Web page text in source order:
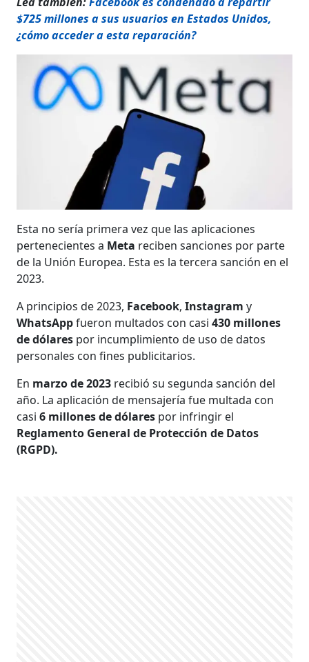
$725 millones a sus usuarios en Estados Unidos,
¿cómo acceder a esta reparación?
Esta no sería primera vez que las aplicaciones
pertenecientes a Meta reciben sanciones por parte
de la Unión Europea. Esta es la tercera sanción en el
2023.
A principios de 2023, Facebook,Instagram y
WhatsAppfueron multados con casi430 millones
de dólares por incumplimiento de uso de datos
personales con fines publicitarios.
En marzo de 2023 recibió su segunda sanción del
año. La aplicación de mensajería fue multada con
casi 6 millones de dólares por infringir el
Reglamento General de Protección de Datos
(RGPD).